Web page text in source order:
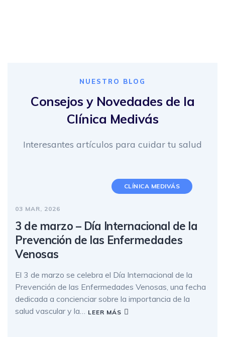
NUESTRO BLOG
Consejos y Novedades de la
Clínica Medivás
Interesantes artículos para cuidar tu salud
CLÍNICA MEDIVÁS
03 MAR, 2026
3 de marzo – Día Internacional de la
Prevención de las Enfermedades
Venosas
El 3 de marzo se celebra el Día Internacional de la
Prevención de las Enfermedades Venosas, una fecha
dedicada a concienciar sobre la importancia de la
salud vascular y la… LEER MÁS